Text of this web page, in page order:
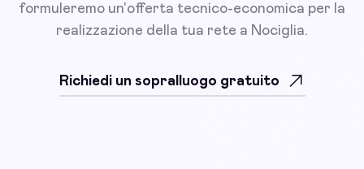
formuleremo un'offerta tecnico-economica per la
realizzazione della tua rete a Nociglia.
Richiedi un sopralluogo gratuito